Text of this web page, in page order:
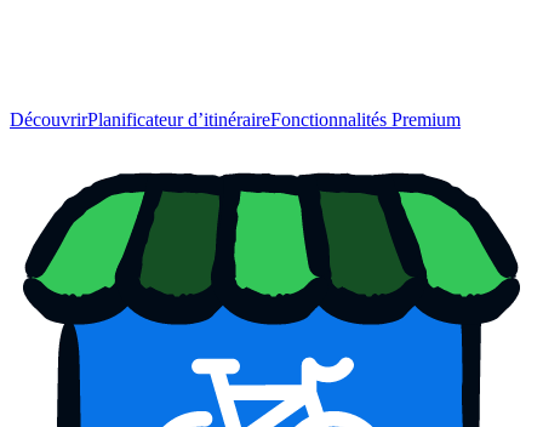
DécouvrirPlanificateur d’itinéraireFonctionnalités Premium